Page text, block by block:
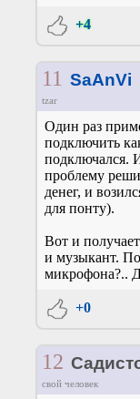
+4
11 SaAnVi
tzar
Один раз
подключить
подключался.
проблему
денег, и
для понту).
Вот и
и музыкант.
микрофона?..
+0
12
свой человек